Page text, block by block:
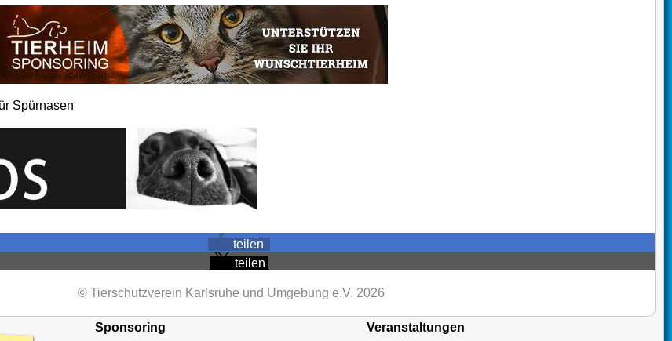
Spürnasen
teilen
teilen
© Tierschutzverein Karlsruhe und Umgebung e.V. 2026
Sponsoring
Veranstaltungen